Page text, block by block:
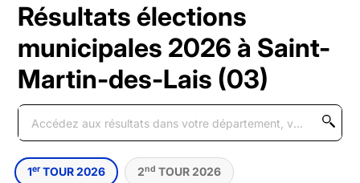
Résultats élections
municipales 2026 à Saint-
Martin-des-Lais (03)
1er TOUR 2026 2nd TOUR 2026